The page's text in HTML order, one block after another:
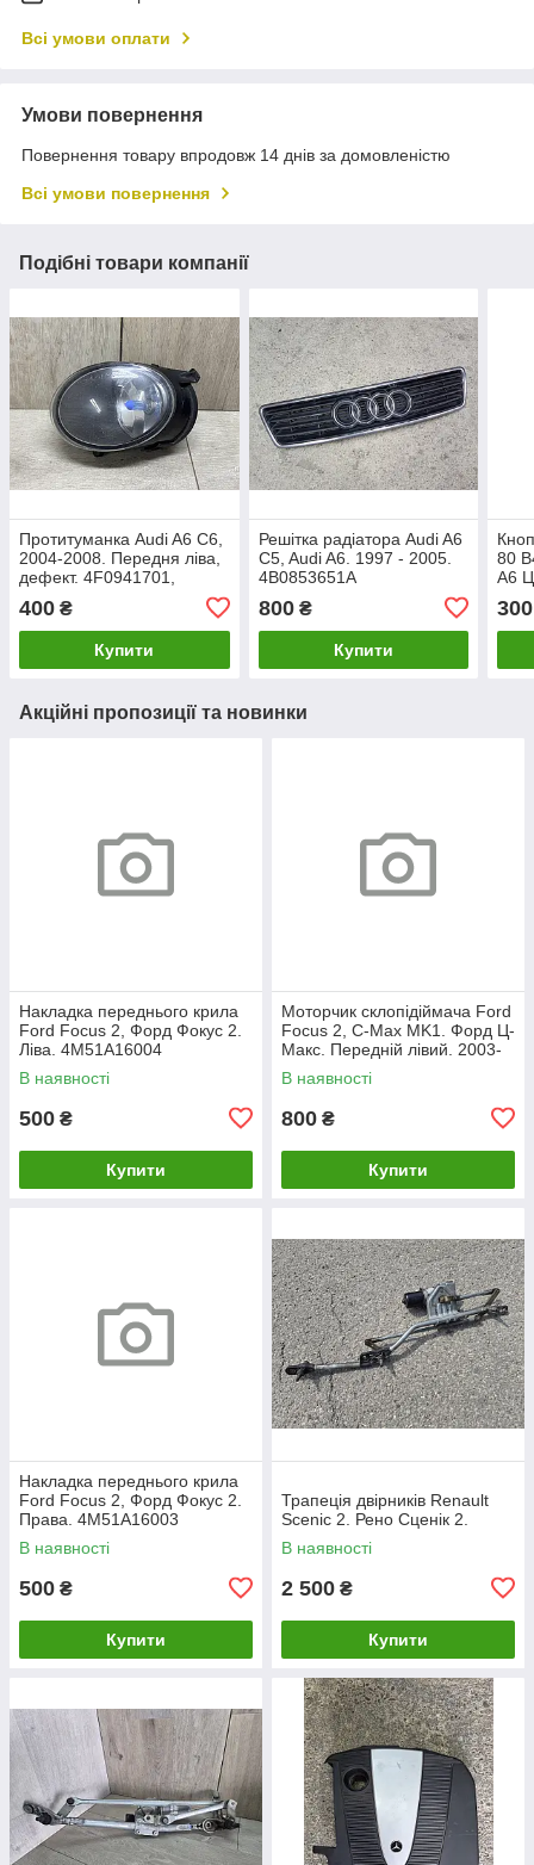
Всі умови оплати
Умови повернення
Повернення товару впродовж 14 днів за домовленістю
Всі умови повернення
Подібні товари компанії
Протитуманка Audi A6 C6,
2004-2008. Передня ліва,
дефект. 4F0941701,
400 ₴
Купити
Решітка радіатора Audi A6
C5, Audi A6. 1997 - 2005.
4B0853651A
800₴
Купити
80
А6
300
Акційні пропозиції та новинки
Накладка переднього крила
Ford Focus 2, Форд Фокус 2.
Ліва. 4M51A16004
В наявності
500 ₴
Купити
Моторчик склопідіймача Ford
Focus 2, C-Max MK1. Форд Ц-
Макс. Передній лівий. 2003-
2007. 981405110.
В наявності
800 ₴
Купити
Накладка переднього крила
Ford Focus 2, Форд Фокус 2.
Права. 4M51A16003
В наявності
500 ₴
Купити
Трапеція двірників Renault
Scenic 2. Рено Сценік 2.
В наявності
2 500 ₴
Купити